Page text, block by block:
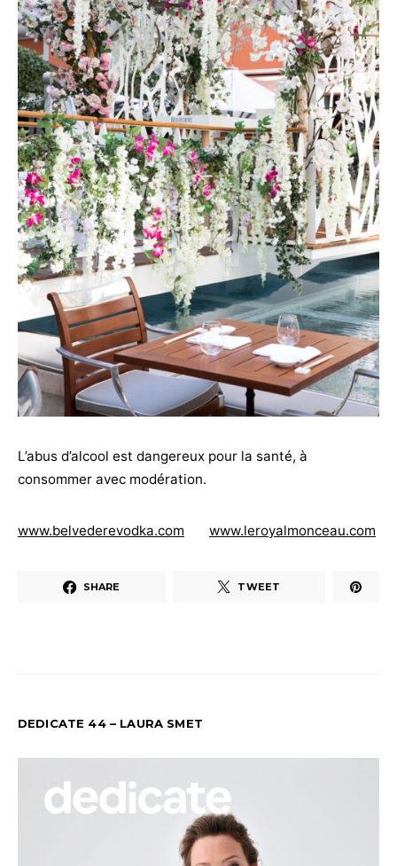
L’abus d’alcool est dangereux pour la santé, à
consommer avec modération.
www.belvederevodka.com www.leroyalmonceau.com
SHARE TWEET
DEDICATE 44 – LAURA SMET